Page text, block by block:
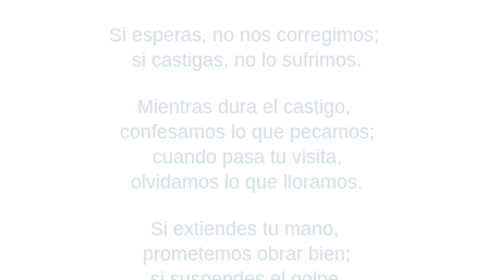
Si esperas, no nos corregimos;
si castigas, no lo sufrimos.
Mientras dura el castigo,
confesamos lo que pecamos;
cuando pasa tu visita,
olvidamos lo que lloramos.
Si extiendes tu mano,
prometemos obrar bien;